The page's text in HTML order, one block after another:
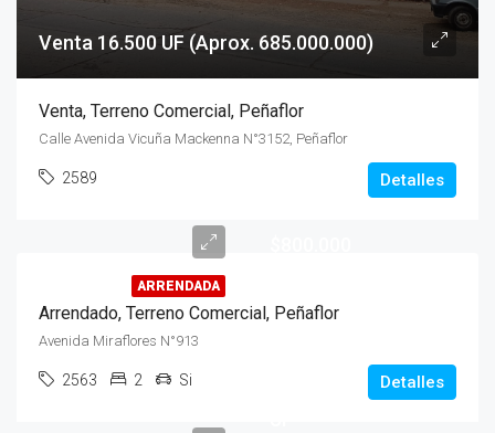
Venta 16.500 UF (Aprox. 685.000.000)
Venta, Terreno Comercial, Peñaflor
Calle Avenida Vicuña Mackenna N°3152, Peñaflor
2589 Detalles
ARRENDADA
Arrendado, Terreno Comercial, Peñaflor
Avenida Miraflores N°913
2563 2 Si Detalles